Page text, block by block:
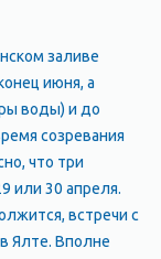
заливе
июня, а
воды) и до
созревания
что три
или 30 апреля.
встречи с
Ялте. Вполне